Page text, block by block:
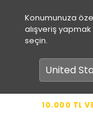
Konumunuza
alışveriş
seçin.
10.000 TL VE